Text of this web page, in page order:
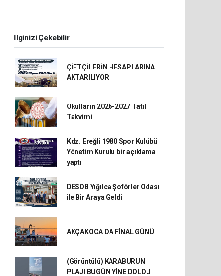
İlginizi Çekebilir
ÇİFTÇİLERİN HESAPLARINA
AKTARILIYOR
Okulların 2026-2027 Tatil
Takvimi
Kdz. Ereğli 1980 Spor Kulübü
Yönetim Kurulu bir açıklama
yaptı
DESOB Yığılca Şoförler Odası
ile Bir Araya Geldi
AKÇAKOCA DA FİNAL GÜNÜ
(Görüntülü) KARABURUN
PLAJI BUGÜN YİNE DOLDU